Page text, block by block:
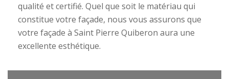
qualité et certifié. Quel que soit le matériau qui
constitue votre façade, nous vous assurons que
votre façade à Saint Pierre Quiberon aura une
excellente esthétique.